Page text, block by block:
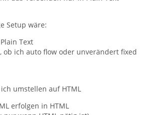
Setup wäre:
Text
ob ich auto flow oder unverändert fixed
umstellen auf HTML
erfolgen in HTML